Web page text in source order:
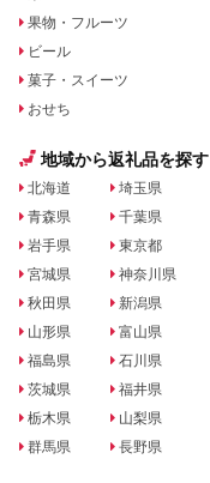
果物・フルーツ
ビール
菓子・スイーツ
おせち
地域から返礼品を探す
北海道
青森県
岩手県
宮城県
秋田県
山形県
福島県
茨城県
栃木県
群馬県
埼玉県
千葉県
東京都
神奈川県
新潟県
富山県
石川県
福井県
山梨県
長野県